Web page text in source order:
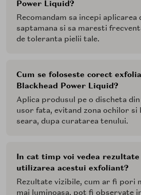
Power Liquid?
Recomandam sa incepi aplicarea
saptamana si sa maresti
de toleranta pielii tale.
Cum se foloseste corect
Blackhead Power Liquid?
Aplica produsul pe o discheta
usor fata, evitand zona ochilor si
seara, dupa curatarea tenului.
In cat timp voi vedea
utilizarea acestui exfoliant?
Rezultate vizibile, cum ar fi pori
mai luminoasa, pot fi observate